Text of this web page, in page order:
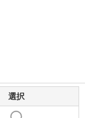
選択